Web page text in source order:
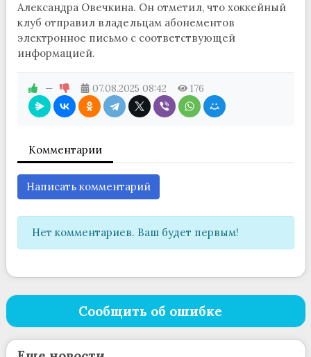
Александра Овечкина. Он отметил, что хоккейный
клуб отправил владельцам абонементов
электронное письмо с соответствующей
информацией.
— 07.08.2025 08:42 176
Комментарии
Написать комментарий
Нет комментариев. Ваш будет первым!
Сообщить об ошибке